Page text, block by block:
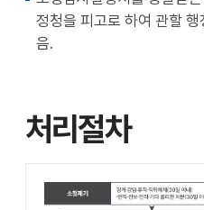
정청을 피고로 하여 관할
음.
처리절차